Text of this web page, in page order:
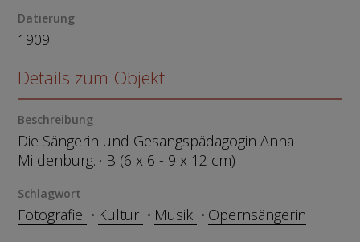
Datierung
1909
Details zum Objekt
Beschreibung
Die Sängerin und Gesangspädagogin Anna
Mildenburg. · B (6 x 6 - 9 x 12 cm)
Schlagwort
Fotografie Kultur Musik Opernsängerin